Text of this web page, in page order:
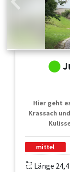
Zurück
Hier geht
Krassach
mittel
Länge